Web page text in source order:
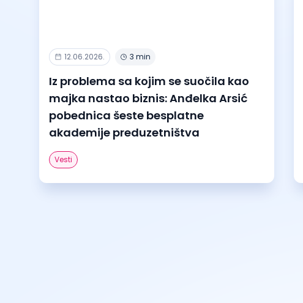
12.06.2026. 3 min
Iz problema sa kojim se suočila kao
majka nastao biznis: Anđelka Arsić
pobednica šeste besplatne
akademije preduzetništva
Vesti